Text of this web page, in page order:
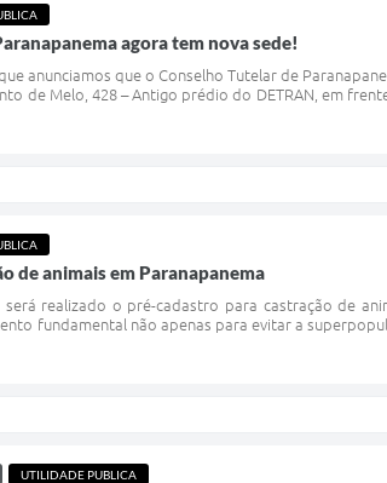
agora tem nova sede!
anunciamos que o Conselho Tutelar de
de Melo, 428 – Antigo prédio do DETRAN, em
de animais em Paranapanema
realizado o pré-cadastro para castração de
fundamental não apenas para evitar a
UTILIDADE PUBLICA